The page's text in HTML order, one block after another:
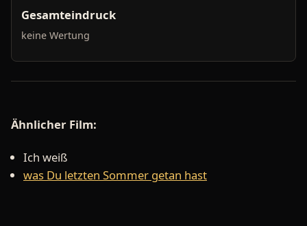
Gesamteindruck
keine Wertung
Ähnlicher Film:
Ich weiß
was Du letzten Sommer getan hast